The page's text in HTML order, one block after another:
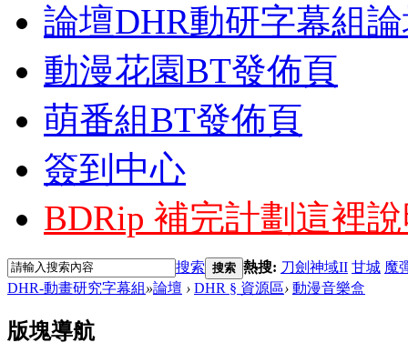
論壇DHR動研字幕組
動漫花園BT發佈頁
萌番組BT發佈頁
簽到中心
BDRip 補完計劃 這裡
搜索 搜索 熱搜: 刀劍神域II 甘城 魔
DHR-動畫研究字幕組»論壇 › DHR § 資源區› 動漫音樂盒
版塊導航